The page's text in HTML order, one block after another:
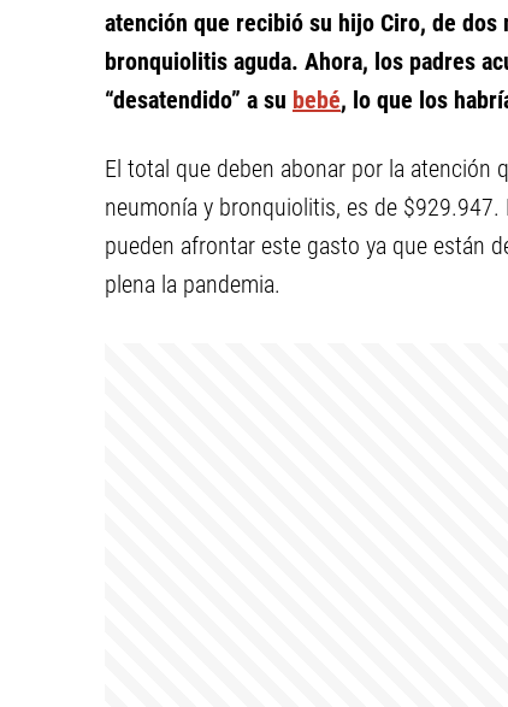
atención que recibió su hijo Ciro, de dos
bronquiolitis aguda. Ahora, los padres
“desatendido” a su bebé, lo que los
El total que deben abonar por la atención
neumonía y bronquiolitis, es de
pueden afrontar este gasto ya que están
plena la pandemia.